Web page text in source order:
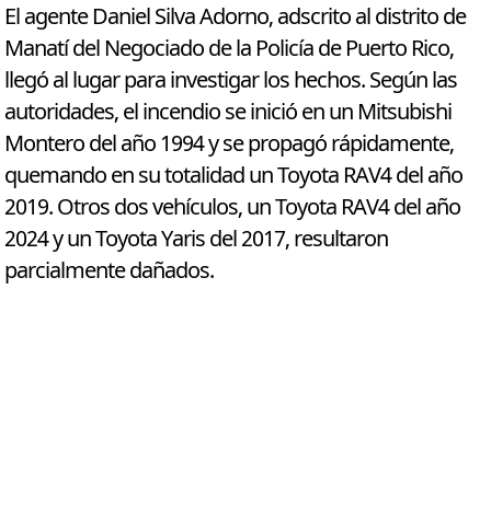
El agente Daniel Silva Adorno, adscrito al distrito de
Manatí del Negociado de la Policía de Puerto Rico,
llegó al lugar para investigar los hechos. Según las
autoridades, el incendio se inició en un Mitsubishi
Montero del año 1994 y se propagó rápidamente,
quemando en su totalidad un Toyota RAV4 del año
2019. Otros dos vehículos, un Toyota RAV4 del año
2024 y un Toyota Yaris del 2017, resultaron
parcialmente dañados.